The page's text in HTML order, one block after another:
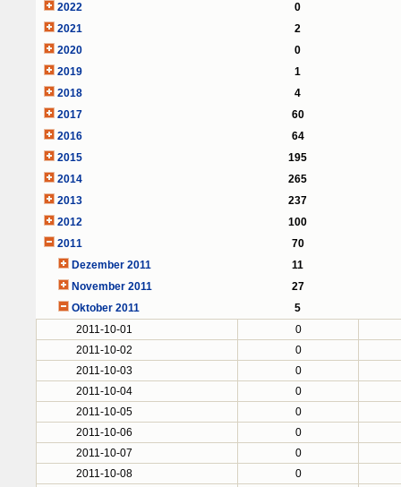
2022
0
2021
2
2020
0
2019
1
2018
4
2017
60
2016
64
2015
195
2014
265
2013
237
2012
100
2011
70
Dezember 2011
11
November 2011
27
Oktober 2011
5
2011-10-01
0
2011-10-02
0
2011-10-03
0
2011-10-04
0
2011-10-05
0
2011-10-06
0
2011-10-07
0
2011-10-08
0